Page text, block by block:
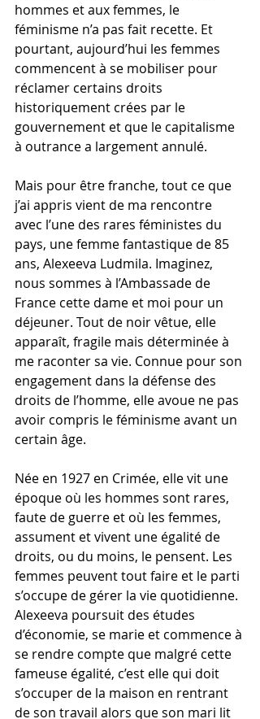
hommes et aux femmes, le
féminisme n’a pas fait recette. Et
pourtant, aujourd’hui les femmes
commencent à se mobiliser pour
réclamer certains droits
historiquement crées par le
gouvernement et que le capitalisme
à outrance a largement annulé.
Mais pour être franche, tout ce que
j’ai appris vient de ma rencontre
avec l’une des rares féministes du
pays, une femme fantastique de 85
ans, Alexeeva Ludmila. Imaginez,
nous sommes à l’Ambassade de
France cette dame et moi pour un
déjeuner. Tout de noir vêtue, elle
apparaît, fragile mais déterminée à
me raconter sa vie. Connue pour son
engagement dans la défense des
droits de l’homme, elle avoue ne pas
avoir compris le féminisme avant un
certain âge.
Née en 1927 en Crimée, elle vit une
époque où les hommes sont rares,
faute de guerre et où les femmes,
assument et vivent une égalité de
droits, ou du moins, le pensent. Les
femmes peuvent tout faire et le parti
s’occupe de gérer la vie quotidienne.
Alexeeva poursuit des études
d’économie, se marie et commence à
se rendre compte que malgré cette
fameuse égalité, c’est elle qui doit
s’occuper de la maison en rentrant
de son travail alors que son mari lit